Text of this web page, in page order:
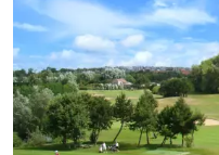
Beachside
Hôtels
Last
minutes
Plages